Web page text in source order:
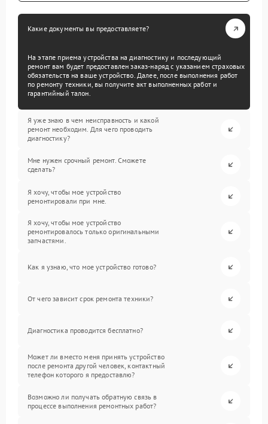
Какие документы вы предоставляете?
На этапе приема устройства на диагностику и последующий
ремонт вам будет предоставлен заказ-наряд с указанием страховых
обязательств на ваше устройство. Далее, после выполнения работ
по ремонту техники, вы получите акт выполненных работ и
гарантийный талон.
Я уже знаю в чем неисправность и какой
ремонт необходим. Для чего проводить
диагностику?
Мне нужен срочный ремонт. Сможете
сделать?
Я хочу, чтобы мое устройство
ремонтировали при мне.
Я хочу, чтобы мое устройство
ремонтировалось только оригинальными
запчастями.
Как я узнаю, что мое устройство готово?
От чего зависит срок ремонта техники?
Диагностика проводится бесплатно?
Может ли вместо меня принять устройство
после ремонта другой человек, контактный
телефон которого я предоставлю?
Возможно ли получать обратную связь в
процессе выполнения ремонтных работ?